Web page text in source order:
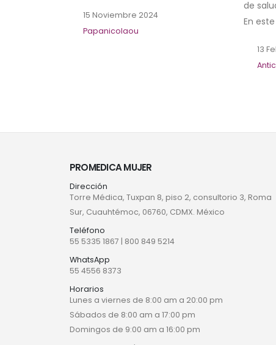
15 Noviembre 2024
Papanicolaou
de
En
13
PROMEDICA MUJER
Dirección
Torre Médica, Tuxpan 8, piso 2, consultorio 3, Roma
Sur, Cuauhtémoc, 06760, CDMX. México
Teléfono
55 5335 1867 | 800 849 5214
WhatsApp
55 4556 8373
Horarios
Lunes a viernes de 8:00 am a 20:00 pm
Sábados de 8:00 am a 17:00 pm
Domingos de 9:00 am a 16:00 pm